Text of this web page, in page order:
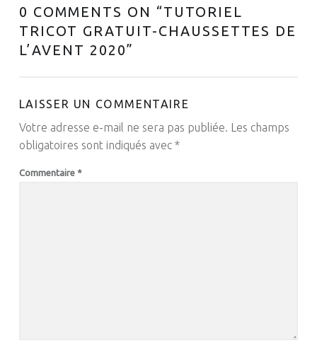
0 COMMENTS ON “TUTORIEL
TRICOT GRATUIT-CHAUSSETTES DE
L’AVENT 2020”
LAISSER UN COMMENTAIRE
Votre adresse e-mail ne sera pas publiée. Les champs
obligatoires sont indiqués avec *
Commentaire *